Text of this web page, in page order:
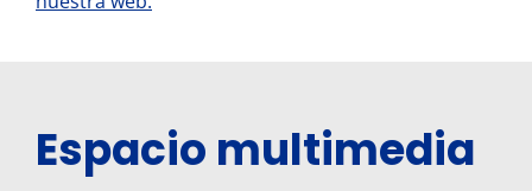
Espacio multimedia